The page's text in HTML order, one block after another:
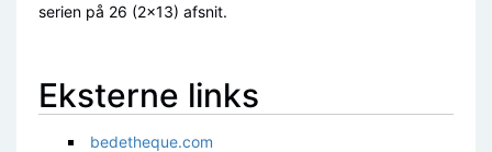
serien på 26 (2x13) afsnit.
Eksterne links
bedetheque.com